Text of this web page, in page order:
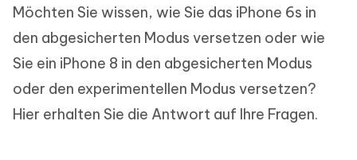
Möchten Sie wissen, wie Sie das iPhone 6s in
den abgesicherten Modus versetzen oder wie
Sie ein iPhone 8 in den abgesicherten Modus
oder den experimentellen Modus versetzen?
Hier erhalten Sie die Antwort auf Ihre Fragen.